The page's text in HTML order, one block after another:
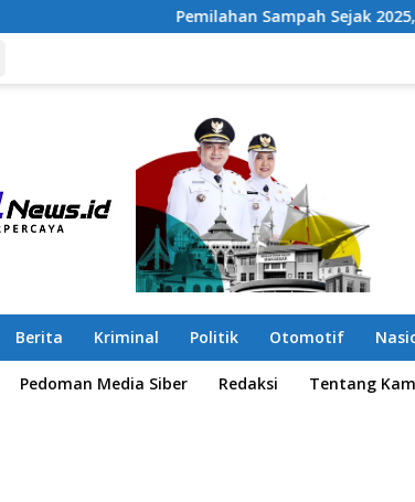
Pemilahan Sampah Sejak 2025, RT 04 Tamangapa
Berita Kriminal Politik Otomotif
Pedoman Media Siber Redaksi Tentang